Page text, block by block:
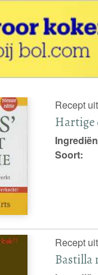
Recept uit
Hartige
Soort:
Recept uit
Bastilla